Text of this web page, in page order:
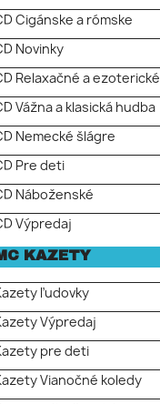
Cigánske a rómske
Novinky
Relaxačné a ezoterické
Vážna a klasická hudba
Nemecké šlágre
Pre deti
Náboženské
Výpredaj
KAZETY
ľudovky
Výpredaj
pre deti
Vianočné koledy